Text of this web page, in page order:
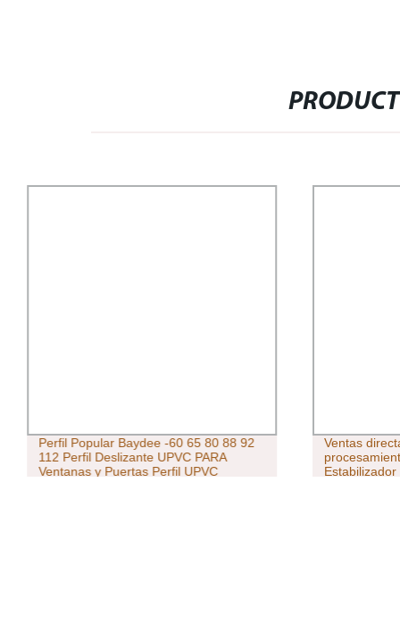
Perfil Popular Baydee -60 65 80 88 92
112 Perfil Deslizante UPVC PARA
Ventanas y Puertas Perfil UPVC
Ventas